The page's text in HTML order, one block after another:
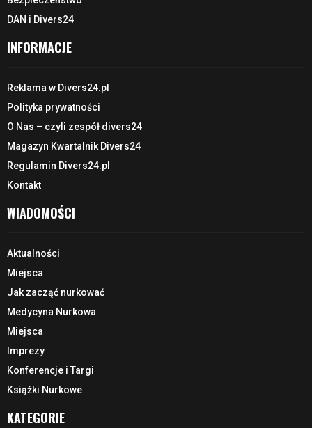
DAN i Divers24
INFORMACJE
Reklama w Divers24.pl
Polityka prywatności
O Nas – czyli zespół divers24
Magazyn Kwartalnik Divers24
Regulamin Divers24.pl
Kontakt
WIADOMOŚCI
Aktualności
Miejsca
Jak zacząć nurkować
Medycyna Nurkowa
Miejsca
Imprezy
Konferencje i Targi
Książki Nurkowe
KATEGORIE